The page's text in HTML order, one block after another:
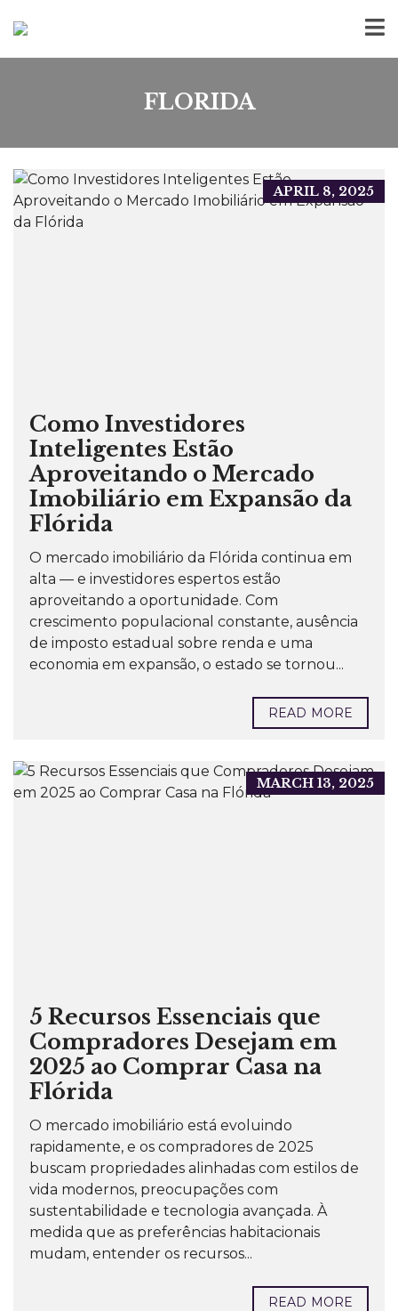
FLORIDA
APRIL 8, 2025
Como Investidores
Inteligentes Estão
Aproveitando o Mercado
Imobiliário em Expansão da
Flórida
O mercado imobiliário da Flórida continua em
alta — e investidores espertos estão
aproveitando a oportunidade. Com
crescimento populacional constante, ausência
de imposto estadual sobre renda e uma
economia em expansão, o estado se tornou...
READ MORE
MARCH 13, 2025
5 Recursos Essenciais que
Compradores Desejam em
2025 ao Comprar Casa na
Flórida
O mercado imobiliário está evoluindo
rapidamente, e os compradores de 2025
buscam propriedades alinhadas com estilos de
vida modernos, preocupações com
sustentabilidade e tecnologia avançada. À
medida que as preferências habitacionais
mudam, entender os recursos...
READ MORE